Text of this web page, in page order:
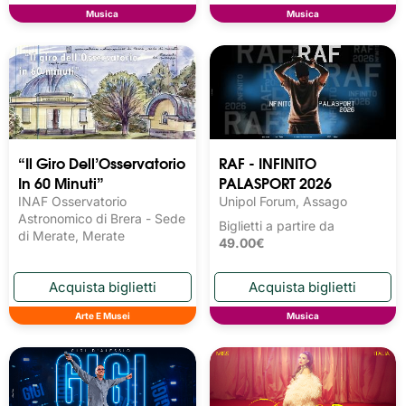
Musica Musica
“Il Giro Dell’Osservatorio
In 60 Minuti”
INAF Osservatorio
Astronomico di Brera - Sede
di Merate, Merate
Arte E Musei
RAF - INFINITO
PALASPORT 2026
Unipol Forum, Assago
Biglietti a partire da
49.00€
Musica